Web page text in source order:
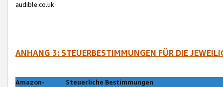
audible.co.uk
ANHANG 3: STEUERBESTIMMUNGEN FÜR DIE
Amazon-
Steuerliche Bestimmungen